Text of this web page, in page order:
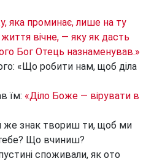
яка проминає, лише на ту
вічне, — яку як дасть
Бог Отець назнаменував.»
«Що робити нам, щоб діла
їм: «Діло Боже — вірувати в
же знак твориш ти, щоб ми
Що вчиниш?
споживали, як ото